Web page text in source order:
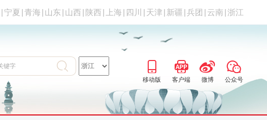
宁夏 青海 山东 山西 陕西 上海 四川 天津 新疆 兵团 云南 浙江
移动版 客户端 微博 公众号